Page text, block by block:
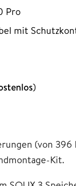
Pro
mit
)
(von
Kit.